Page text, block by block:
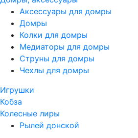
Аксессуары для домры
Домры
Колки для домры
Медиаторы для домры
Струны для домры
Чехлы для домры
Игрушки
Кобза
Колесные лиры
Рылей донской